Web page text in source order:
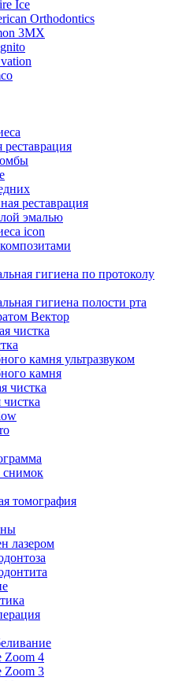
Ice
Orthodontics
3MX
реставрация
реставрация
эмалью
icon
гигиена по протоколу
гигиена полости рта
Вектор
чистка
камня ультразвуком
камня
чистка
томография
лазером
Zoom 4
Zoom 3